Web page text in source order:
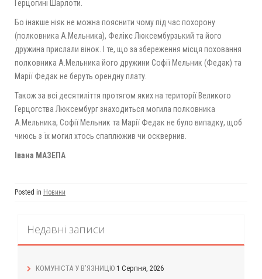
Герцогині Шарлоти.
Бо інакше ніяк не можна пояснити чому під час похорону
(полковника А.Мельника), Фелікс Люксембурзький та його
дружина прислали вінок. І те, що за збереження місця поховання
полковника А.Мельника його дружини Софії Мельник (Федак) та
Марії Федак не беруть орендну плату.
Також за всі десятиліття протягом яких на території Великого
Герцогства Люксембург знаходиться могила полковника
А.Мельника, Софії Мельник та Марії Федак не було випадку, щоб
чиюсь з їх могил хтось спаплюжив чи осквернив.
Івана МАЗЕПА
Posted in Новини
Недавні записи
КОМУНІСТА У В’ЯЗНИЦЮ 1 Серпня, 2026